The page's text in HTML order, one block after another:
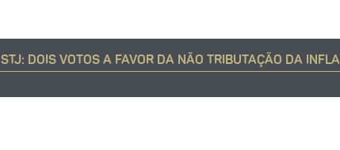
STJ: DOIS VOTOS A FAVOR DA NÃO TRIBUTAÇÃO DA